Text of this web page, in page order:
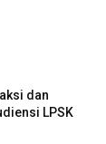
dan
LPSK